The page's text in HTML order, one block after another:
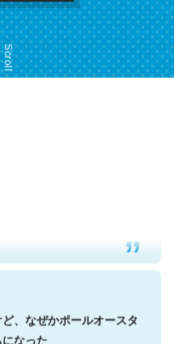
Scroll
なんだろうなと凄く思
もお勧め。自分はこの流
ラーズ・ヌートバー
、なぜかポールオースタ
なった